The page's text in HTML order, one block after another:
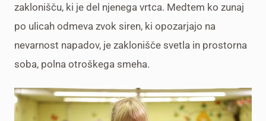
zaklonišču, ki je del njenega vrtca. Medtem ko zunaj
po ulicah odmeva zvok siren, ki opozarjajo na
nevarnost napadov, je zaklonišče svetla in prostorna
soba, polna otroškega smeha.